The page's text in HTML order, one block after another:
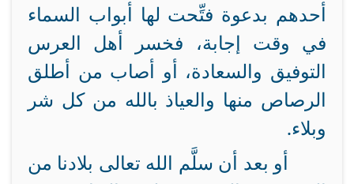
أحدهم بدعوة فتِّحت لها أبواب السماء
في وقت إجابة، فخسر أهل العرس
التوفيق والسعادة، أو أصاب من أطلق
الرصاص منها والعياذ بالله من كل شر
وبلاء.
أو بعد أن سلَّم الله تعالى بلادنا من